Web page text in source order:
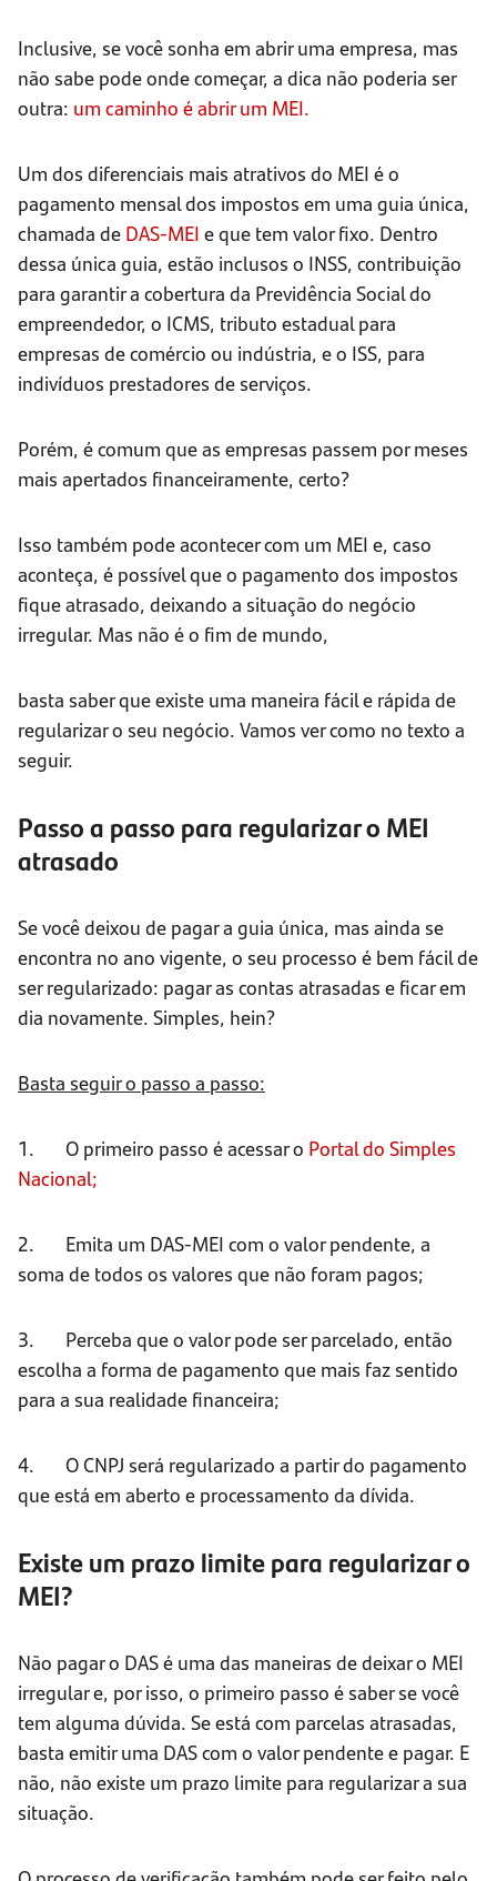
Inclusive, se você sonha em abrir uma empresa, mas
não sabe pode onde começar, a dica não poderia ser
outra: um caminho é abrir um MEI.
Um dos diferenciais mais atrativos do MEI é o
pagamento mensal dos impostos em uma guia única,
chamada de DAS-MEI e que tem valor fixo. Dentro
dessa única guia, estão inclusos o INSS, contribuição
para garantir a cobertura da Previdência Social do
empreendedor, o ICMS, tributo estadual para
empresas de comércio ou indústria, e o ISS, para
indivíduos prestadores de serviços.
Porém, é comum que as empresas passem por meses
mais apertados financeiramente, certo?
Isso também pode acontecer com um MEI e, caso
aconteça, é possível que o pagamento dos impostos
fique atrasado, deixando a situação do negócio
irregular. Mas não é o fim de mundo,
basta saber que existe uma maneira fácil e rápida de
regularizar o seu negócio. Vamos ver como no texto a
seguir.
Passo a passo para regularizar o MEI
atrasado
Se você deixou de pagar a guia única, mas ainda se
encontra no ano vigente, o seu processo é bem fácil de
ser regularizado: pagar as contas atrasadas e ficar em
dia novamente. Simples, hein?
Basta seguir o passo a passo:
1. O primeiro passo é acessar o Portal do Simples
Nacional;
2. Emita um DAS-MEI com o valor pendente, a
soma de todos os valores que não foram pagos;
3. Perceba que o valor pode ser parcelado, então
escolha a forma de pagamento que mais faz sentido
para a sua realidade financeira;
4. O CNPJ será regularizado a partir do pagamento
que está em aberto e processamento da dívida.
Existe um prazo limite para regularizar o
MEI?
Não pagar o DAS é uma das maneiras de deixar o MEI
irregular e, por isso, o primeiro passo é saber se você
tem alguma dúvida. Se está com parcelas atrasadas,
basta emitir uma DAS com o valor pendente e pagar. E
não, não existe um prazo limite para regularizar a sua
situação.